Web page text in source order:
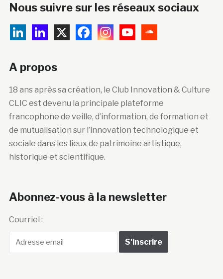
Nous suivre sur les réseaux sociaux
A propos
18 ans après sa création, le Club Innovation & Culture
CLIC est devenu la principale plateforme
francophone de veille, d’information, de formation et
de mutualisation sur l’innovation technologique et
sociale dans les lieux de patrimoine artistique,
historique et scientifique.
Abonnez-vous à la newsletter
Courriel :